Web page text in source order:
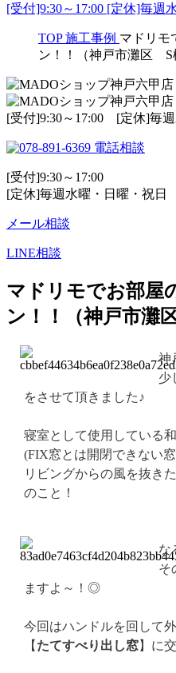
[受付]9:30～17:00 [定休]毎週
TOP 施工事例 マドリモ
ン！！（神戸市灘区 S
[受付]9:30～17:00 [定休]毎
電話相談
[受付]9:30～17:00
[定休]毎週水曜・日曜・祝日
メール相談
LINE相談
マドリモでお部屋
ン！！（神戸市灘
神
少
をさせて頂きました♪
寝室として使用している
(FIX窓とは開閉できない
リビングからの風を抜き
のこと！
な
そ
ますよ～！◎
今回はハンドルを回して
【 たてすべり出し窓】に